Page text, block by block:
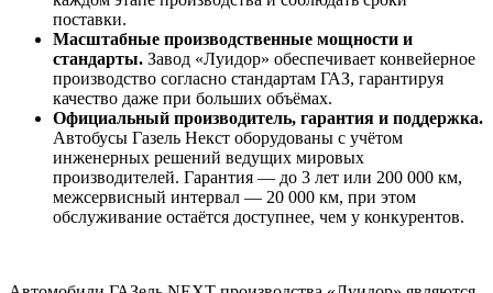
поставки.
Масштабные производственные мощности и
стандарты. Завод «Луидор» обеспечивает конвейерное
производство согласно стандартам ГАЗ, гарантируя
качество даже при больших объёмах.
Официальный производитель, гарантия и поддержка.
Автобусы Газель Некст оборудованы с учётом
инженерных решений ведущих мировых
производителей. Гарантия — до 3 лет или 200 000 км,
межсервисный интервал — 20 000 км, при этом
обслуживание остаётся доступнее, чем у конкурентов.